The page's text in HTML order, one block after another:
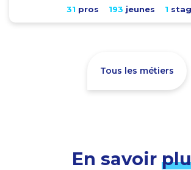
31 pros 193 jeunes 1
Tous les métiers
En savoir